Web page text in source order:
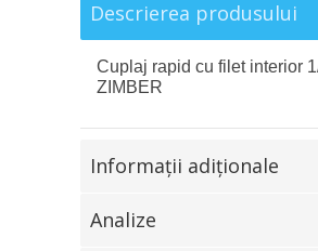
Descrierea produsului
Cuplaj rapid cu filet interior
ZIMBER
Informaţii adiţionale
Analize